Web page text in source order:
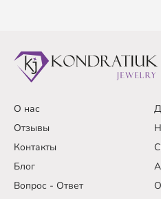
О нас
Отзывы
Контакты
Блог
Вопрос - Ответ